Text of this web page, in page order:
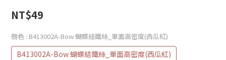
NT$49
顏色 : B413002A-Bow 蝴蝶結鐵絲_單面高密度(西瓜紅)
B413002A-Bow 蝴蝶結鐵絲_單面高密度(西瓜紅)